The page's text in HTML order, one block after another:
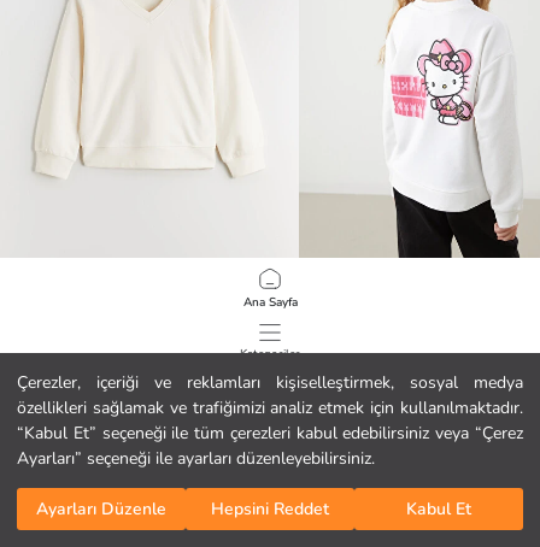
Çerezler, içeriği ve reklamları kişiselleştirmek, sosyal medya
özellikleri sağlamak ve trafiğimizi analiz etmek için kullanılmaktadır.
“Kabul Et” seçeneği ile tüm çerezleri kabul edebilirsiniz veya “Çerez
Ayarları” seçeneği ile ayarları düzenleyebilirsiniz.
Ayarları Düzenle Hepsini Reddet Kabul Et
Ana Sayfa
Kategoriler
Sepetim
1/ 85